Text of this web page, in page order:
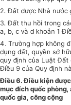
2. Đất được Nhà nước
3. Đất thu hồi trong
a, b, c và d khoản 1
4. Trường hợp không
dụng đất, quyền sở
quy định của Luật Đất
Điều 9 của Quy định
Điều 6. Điều kiện
mục đích quốc
quốc gia, công cộng